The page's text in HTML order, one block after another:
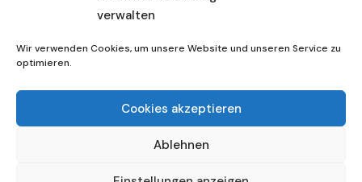
verwalten
Wir verwenden Cookies, um unsere Website und unseren Service zu
optimieren.
Cookies akzeptieren
Ablehnen
Datenschutzerklärung